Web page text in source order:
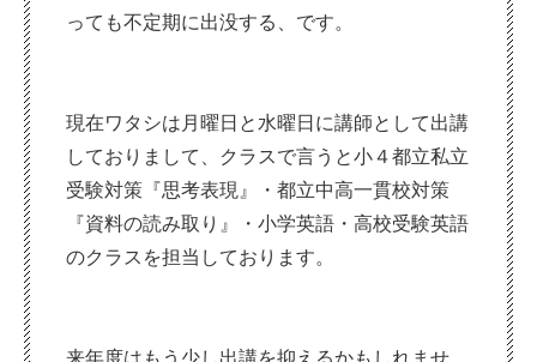
っても不定期に出没する、です。
現在ワタシは月曜日と水曜日に講師として出講
しておりまして、クラスで言うと小４都立私立
受験対策『思考表現』・都立中高一貫校対策
『資料の読み取り』・小学英語・高校受験英語
のクラスを担当しております。
来年度はもう少し出講を抑えるかもしれませ